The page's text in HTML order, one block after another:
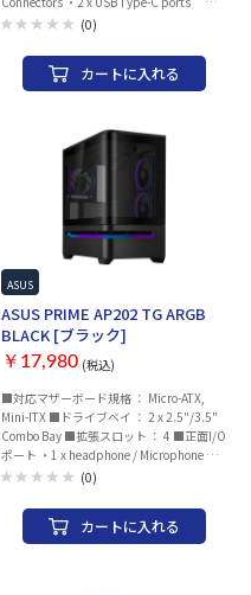
Up to 120Gbps for Thunderbolt and USB4
Type-C _2 support up to a total of 130W
with Flexible FastCharge feature －
USB Type-C power delivery output: max.
・1 x 6-pin PCIe power connector for
Flexible FastCharge function ・1 x USB
応OS： Windows 11 64-bit ■寸法： 8.89
2.1で規定されるDSCにより、最大3台の
ートはVGAソースに依存します。 ※最低帯
域幅要件を満たすには、認証済み
必要です。
(0)
カートに入れる
ASUS
ASUS PRIME AP202 TG ARGB
BLACK [ブラック]
￥17,980 (税込)
■対応マザーボード規格 ： Micro-ATX,
Mini-ITX ■ドライブベイ ： 2 x 2.5"/3.5"
Combo Bay ■拡張スロット ： 4 ■正面I/O
ポート ・1 x headphone / Microphone ・2
x USB 3.2 Gen1 ・1 x USB 3.2 Gen 2x2
： 360 mm ■冷却サポート (最上部) ： 3 x
120 mm, 2 x 140 mm ■冷却サポート (背
面) ： 1 x 120 mm ■Pre-Installed Fan
(0)
カートに入れる